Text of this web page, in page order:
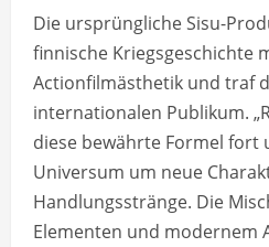
Die ursprüngliche Sisu-
finnische Kriegsgeschichte
Actionfilmästhetik und traf
internationalen Publikum.
diese bewährte Formel fort
Universum um neue
Handlungsstränge. Die
Elementen und modernem